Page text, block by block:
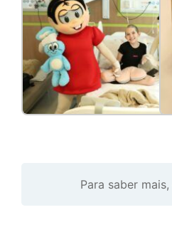
Para saber mais,